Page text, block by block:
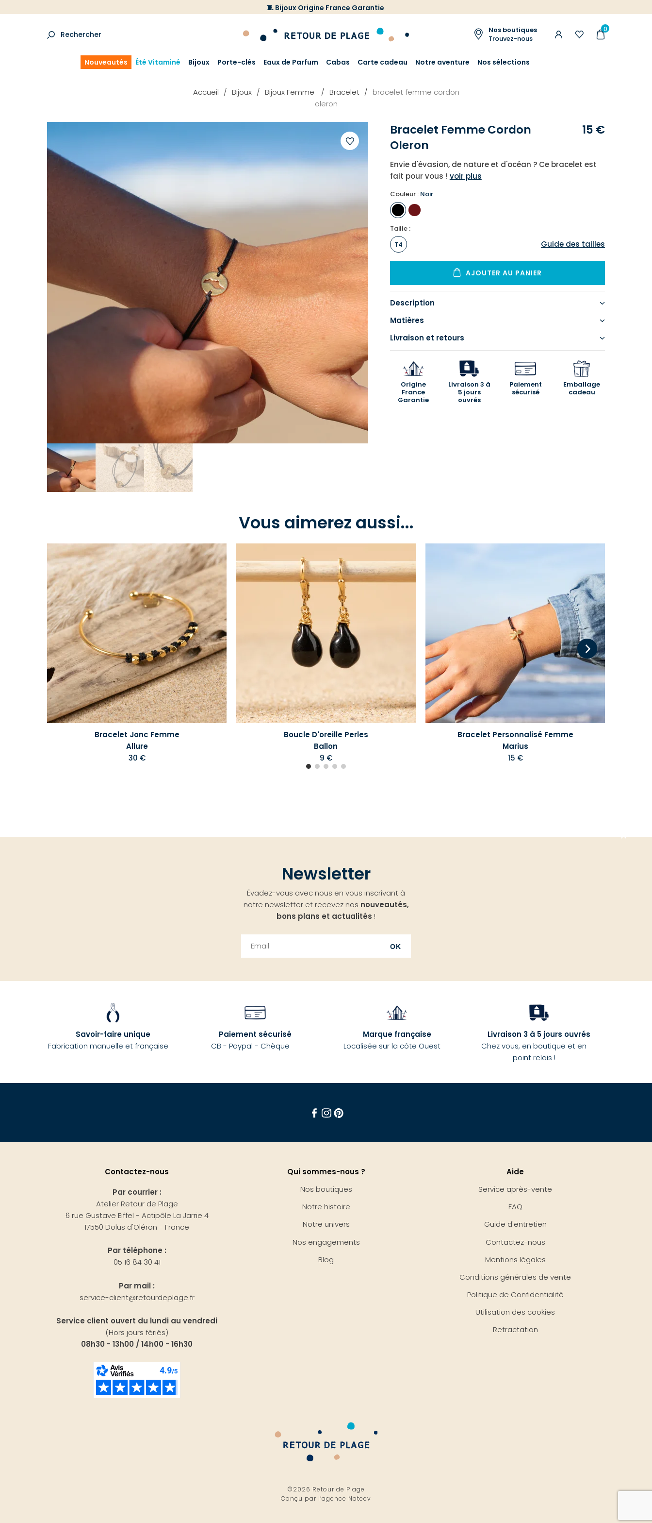
🧵 Bijoux Origine France Garantie
Rechercher
Nos boutiques
Trouvez-nous
0
Nouveautés Été Vitaminé Bijoux Porte-clés Eaux de Parfum Cabas Carte cadeau Notre aventure Nos sélections
Accueil Bijoux Bijoux Femme Bracelet
bracelet femme cordon
oleron
Ajouter
d'envies
Bracelet Femme Cordon
Oleron
15 €
Envie d'évasion, de nature et d'océan ? Ce bracelet est
fait pour vous ! voir plus
Couleur : Noir
Taille :
T4
Guide des tailles
AJOUTER AU PANIER
Description
Matières
Livraison et retours
Origine
France
Garantie
Livraison 3 à
5 jours
ouvrés
Paiement
sécurisé
Emballage
cadeau
Vous aimerez aussi...
Bracelet Jonc Femme
Allure
30 €
Boucle D'oreille Perles
Ballon
9 €
Bracelet Personnalisé Femme
Marius
15 €
Newsletter
Évadez-vous avec nous en vous inscrivant à
notre newsletter et recevez nos nouveautés,
bons plans et actualités !
OK
Savoir-faire unique
Fabrication manuelle et française
Paiement sécurisé
CB - Paypal - Chèque
Marque française
Localisée sur la côte Ouest
Livraison 3 à 5 jours ouvrés
Chez vous, en boutique et en
point relais !
Contactez-nous
Par courrier :
Atelier Retour de Plage
6 rue Gustave Eiffel - Actipôle La Jarrie 4
17550 Dolus d'Oléron - France
Par téléphone :
05 16 84 30 41
Par mail :
service-client@retourdeplage.fr
Service client ouvert du lundi au vendredi
(Hors jours fériés)
08h30 - 13h00 / 14h00 - 16h30
Qui sommes-nous ?
Nos boutiques
Notre histoire
Notre univers
Nos engagements
Blog
Aide
Service après-vente
FAQ
Guide d'entretien
Contactez-nous
Mentions légales
Conditions générales de vente
Politique de Confidentialité
Utilisation des cookies
Retractation
©2026 Retour de Plage
Conçu par l’agence Nateev